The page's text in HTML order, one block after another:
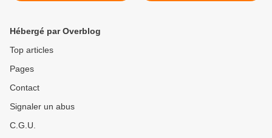
Hébergé par Overblog
Top articles
Pages
Contact
Signaler un abus
C.G.U.